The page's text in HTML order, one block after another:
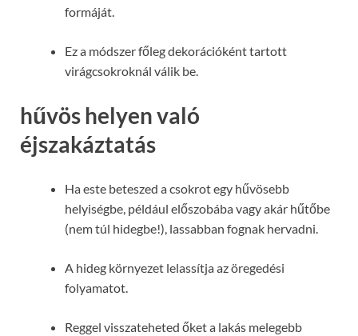
formáját.
Ez a módszer főleg dekorációként tartott
virágcsokroknál válik be.
hűvös helyen való
éjszakáztatás
Ha este beteszed a csokrot egy hűvösebb
helyiségbe, például előszobába vagy akár hűtőbe
(nem túl hidegbe!), lassabban fognak hervadni.
A hideg környezet lelassítja az öregedési
folyamatot.
Reggel visszateheted őket a lakás melegebb